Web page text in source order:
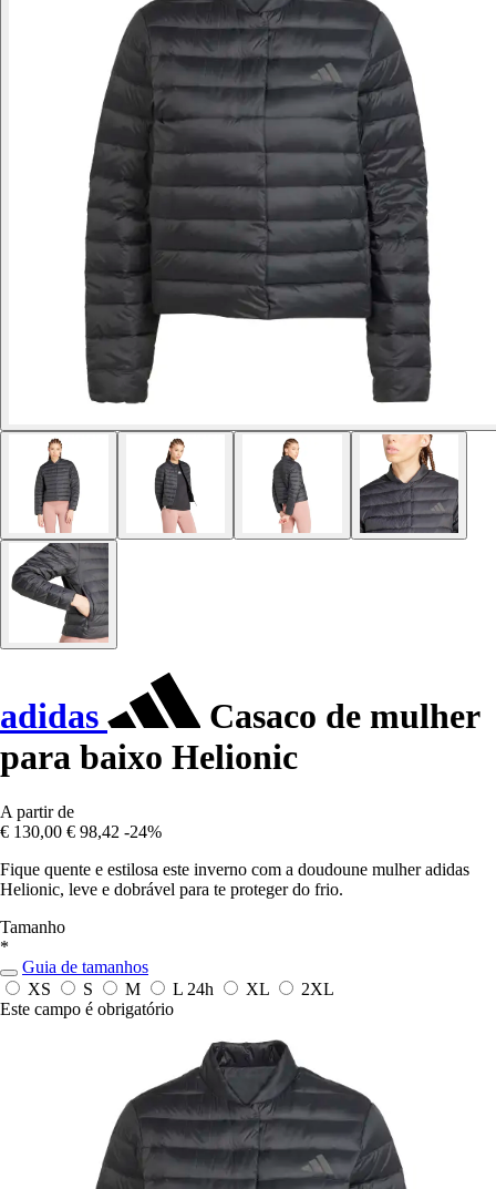
adidas
Casaco de mulher
para baixo Helionic
A partir de
€ 130,00 € 98,42 -24%
Fique quente e estilosa este inverno com a doudoune mulher adidas
Helionic, leve e dobrável para te proteger do frio.
Tamanho
*
Guia de tamanhos
XS
S M L 24h XL
2XL
Este campo é obrigatório